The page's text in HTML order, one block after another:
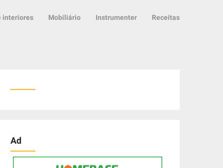
interiores Mobiliário Instrumenter Receitas
Ad